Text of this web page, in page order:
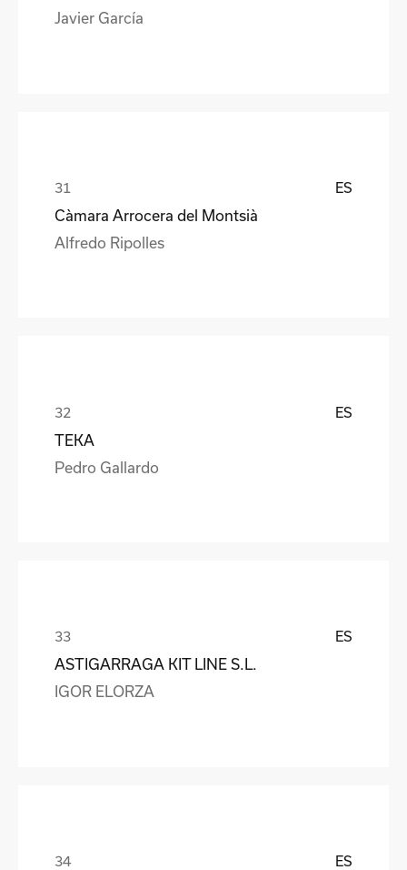
Javier García
ES
Càmara Arrocera del Montsià
Alfredo Ripolles
ES
TEKA
Pedro Gallardo
ES
ASTIGARRAGA KIT LINE S.L.
IGOR ELORZA
ES